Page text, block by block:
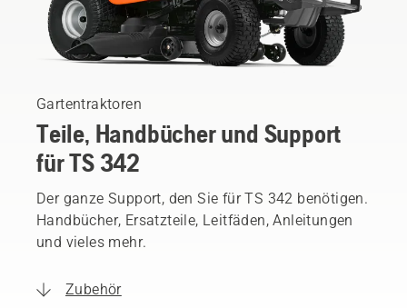
Gartentraktoren
Teile, Handbücher und Support
für TS 342
Der ganze Support, den Sie für TS 342 benötigen.
Handbücher, Ersatzteile, Leitfäden, Anleitungen
und vieles mehr.
Zubehör